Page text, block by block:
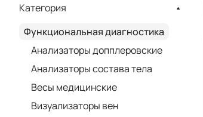
Категория
Функциональная диагностика
Анализаторы допплеровские
Анализаторы состава тела
Весы медицинские
Визуализаторы вен